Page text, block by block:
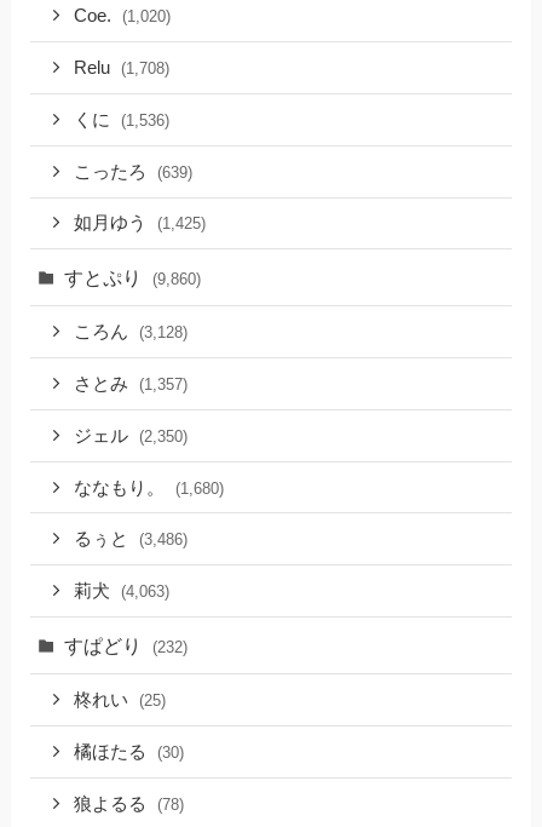
Coe. (1,020)
Relu (1,708)
くに (1,536)
こったろ (639)
如月ゆう (1,425)
すとぷり (9,860)
ころん (3,128)
さとみ (1,357)
ジェル (2,350)
ななもり。 (1,680)
るぅと (3,486)
莉犬 (4,063)
すぱどり (232)
柊れい (25)
橘ほたる (30)
狼よるる (78)